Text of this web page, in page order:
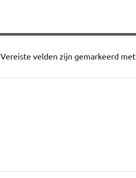
Vereiste velden zijn gemarkeerd met